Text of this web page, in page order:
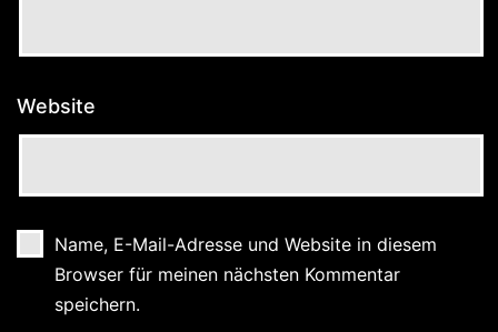
Website
Name, E-Mail-Adresse und Website in diesem
Browser für meinen nächsten Kommentar
speichern.